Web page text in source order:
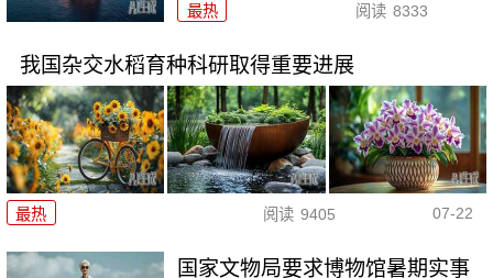
最热 阅读 8333
我国杂交水稻育种科研取得重要进展
最热 阅读 9405 07-22
国家文物局要求博物馆暑期实事